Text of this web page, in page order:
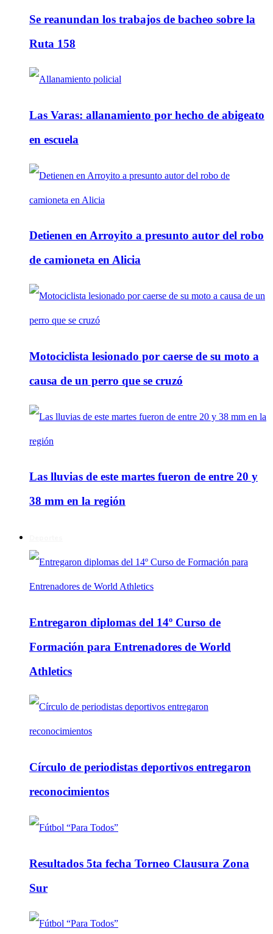
Se reanundan los trabajos de bacheo sobre la
Ruta 158
Las Varas: allanamiento por hecho de abigeato
en escuela
Detienen en Arroyito a presunto autor del robo
de camioneta en Alicia
Motociclista lesionado por caerse de su moto a
causa de un perro que se cruzó
Las lluvias de este martes fueron de entre 20 y
38 mm en la región
Entregaron diplomas del 14º Curso de
Formación para Entrenadores de World
Athletics
Círculo de periodistas deportivos entregaron
reconocimientos
Resultados 5ta fecha Torneo Clausura Zona
Sur